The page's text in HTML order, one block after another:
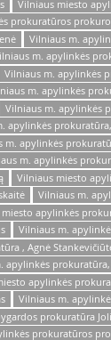
Vilniaus miesto
prokuratūros
Vilniaus m.
m. apylinkės
Vilniaus m. apylinkės
m. apylinkės
Vilniaus m. apylinkės
apylinkės
m. apylinkės
m. apylinkės
Vilniaus miesto
Vilniaus m.
apylinkės
Vilniaus m.
, Agnė
apylinkės
apylinkės
Vilniaus m.
prokuratūra
prokuratūros